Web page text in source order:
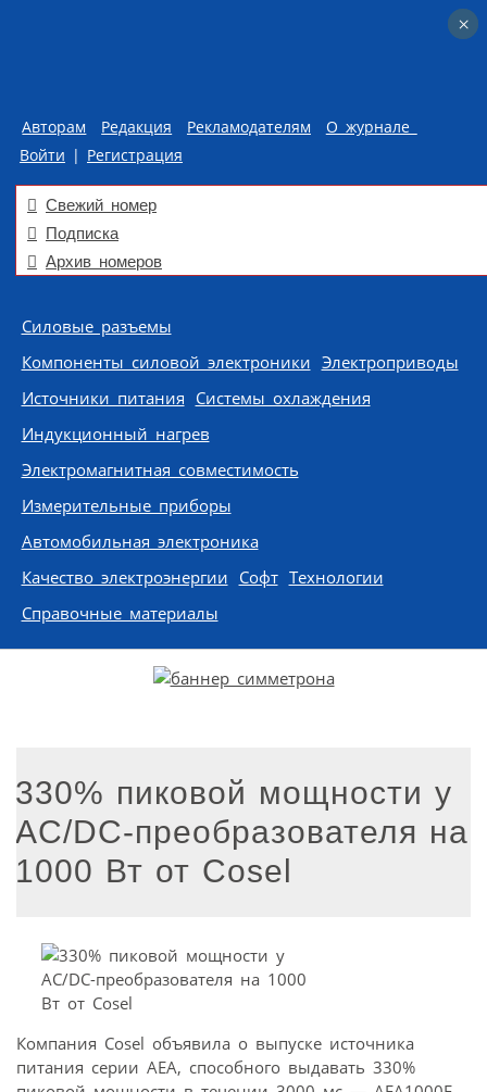
Авторам Редакция Рекламодателям
О журнале
Войти | Регистрация
Свежий номер
Подписка
Архив номеров
Skip to content
Силовые разъемы
Компоненты силовой электроники Электроприводы
Источники питания Системы охлаждения
Индукционный нагрев
Электромагнитная совместимость
Измерительные приборы
Автомобильная электроника
Качество электроэнергии Софт Технологии
Справочные материалы
330% пиковой мощности у
AC/DC-преобразователя на
1000 Вт от Cosel
Компания Cosel объявила о выпуске источника
питания серии AEA, способного выдавать 330%
×
×